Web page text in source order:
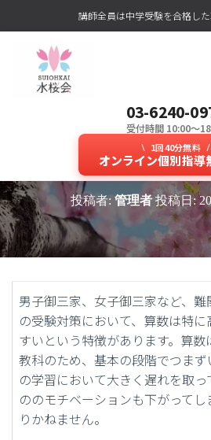
講師全員は中学受験を合格し
03-6240-
受付時間 10:00～
1回40分無料
オンライン個別指導
難関私立中学算数対
東大生がしっかり
投稿者: 管理者 投稿日:
男子御三家、女子御三家など、
の受験対策において、算数は特
すいという特徴があります。算
教科のため、基本の段階でつま
の学習において大きく遅れを取
ののモチベーションも下がって
りかねません。